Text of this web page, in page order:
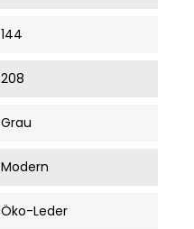
144
208
Grau
Modern
Öko-Leder